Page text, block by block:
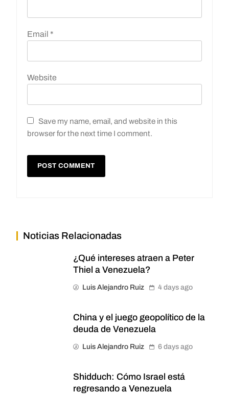
Email *
Website
Save my name, email, and website in this
browser for the next time I comment.
Noticias Relacionadas
¿Qué intereses atraen a Peter
Thiel a Venezuela?
Luis Alejandro Ruiz 4 days ago
China y el juego geopolítico de la
deuda de Venezuela
Luis Alejandro Ruiz 6 days ago
Shidduch: Cómo Israel está
regresando a Venezuela